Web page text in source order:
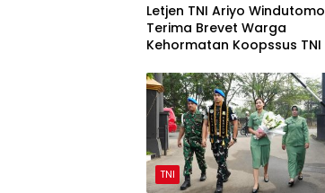
Letjen TNI Ariyo Windutomo
Terima Brevet Warga
Kehormatan Koopssus TNI
TNI